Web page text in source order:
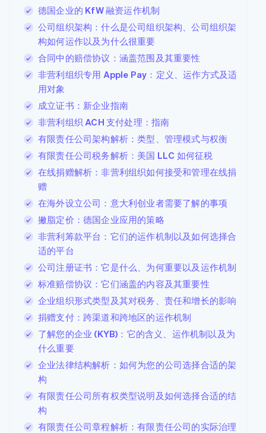
德国企业的 KfW 融资运作机制
公司组织架构：什么是公司组织架构、公司组织架
构如何运作以及为什么很重要
合同中的赔偿协议：涵盖范围及其重要性
非营利组织专用 Apple Pay：定义、运作方式及适
用对象
成立证书：新企业指南
非营利组织 ACH 支付处理：指南
有限责任公司架构解析：类型、管理模式与权衡
有限责任公司税务解析：美国 LLC 如何征税
在线捐赠解析：非营利组织如何接受和管理在线捐
赠
在海外设立公司：意大利创业者需要了解的事项
撇脂定价：德国企业应用的策略
非营利筹款平台：它们的运作机制以及如何选择合
适的平台
公司注册证书：它是什么、为何重要以及运作机制
标准赔偿协议：它们涵盖的内容及其重要性
企业组织形式类型及其对税务、责任和增长的影响
捐赠支付：跨渠道和跨地区的运作机制
了解您的企业 (KYB)：它的含义、运作机制以及为
什么重要
企业法律结构解析：如何为您的公司选择合适的架
构
有限责任公司所有权类型说明及如何选择合适的结
构
有限责任公司章程解析：有限责任公司的实际治理